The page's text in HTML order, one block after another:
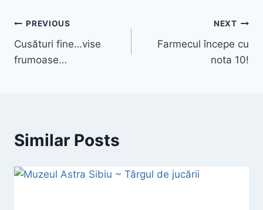
Post
navigation
PREVIOUS
Cusături fine…vise
frumoase…
NEXT
Farmecul începe cu
nota 10!
Similar Posts